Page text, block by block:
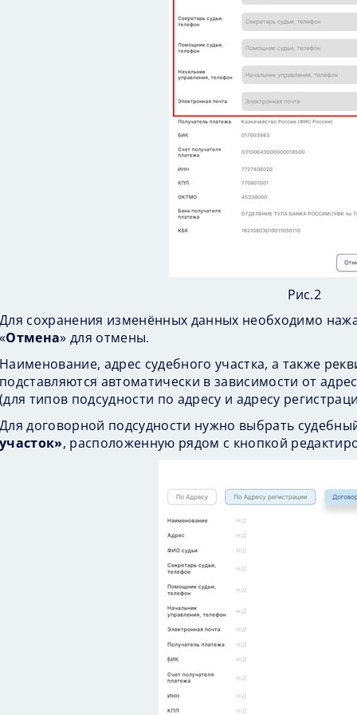
Рис.2
Для сохранения изменённых данных необходимо
«Отмена» для отмены.
Наименование, адрес судебного участка, а также
подставляются автоматически в зависимости от
(для типов подсудности по адресу и адресу
Для договорной подсудности нужно выбрать
участок», расположенную рядом с кнопкой